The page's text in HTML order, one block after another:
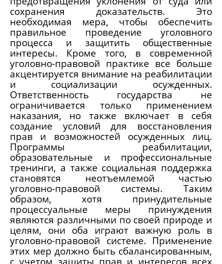
сохранения доказательств. Это
необходимая мера, чтобы обеспечить
правильное проведение уголовного
процесса и защитить общественные
интересы. Кроме того, в современной
уголовно-правовой практике все больше
акцентируется внимание на реабилитации
и социализации осужденных.
Ответственность государства не
ограничивается только применением
наказания, но также включает в себя
создание условий для восстановления
прав и возможностей осужденных лиц.
Программы реабилитации,
образовательные и профессиональные
тренинги, а также социальная поддержка
становятся неотъемлемой частью
уголовно-правовой системы. Таким
образом, хотя принудительные
процессуальные меры принуждения
являются различными по своей природе и
целям, они оба играют важную роль в
уголовно-правовой системе. Применение
этих мер должно быть сбалансированным,
с учетом защиты прав и интересов всех